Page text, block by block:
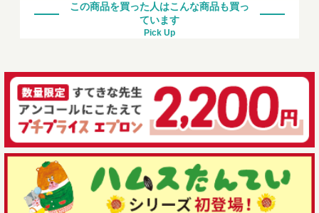
この商品を買った人はこんな商品も買っ
ています
Pick Up